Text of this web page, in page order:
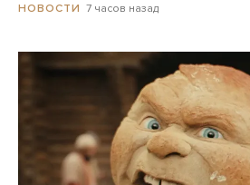
НОВОСТИ 7 часов назад